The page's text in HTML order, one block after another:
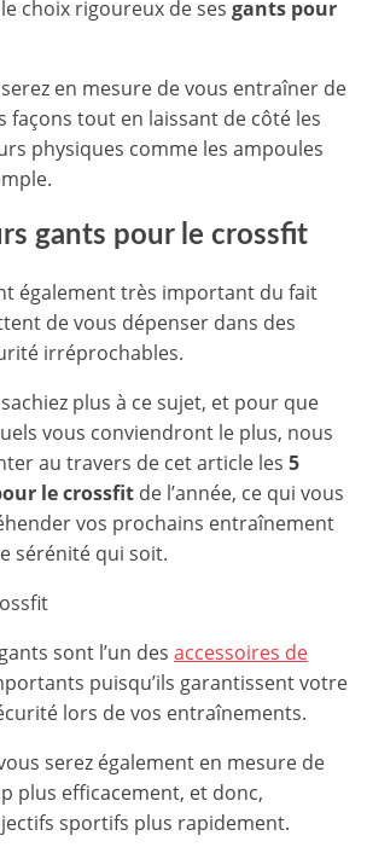
choix rigoureux de ses gants pour
en mesure de vous entraîner de
façons tout en laissant de côté les
physiques comme les ampoules
gants pour le crossfit
également très important du fait
de vous dépenser dans des
irréprochables.
plus à ce sujet, et pour que
vous conviendront le plus, nous
au travers de cet article les 5
le crossfit de l’année, ce qui vous
vos prochains entraînement
sérénité qui soit.
sont l’un des accessoires de
puisqu’ils garantissent votre
lors de vos entraînements.
serez également en mesure de
plus efficacement, et donc,
sportifs plus rapidement.